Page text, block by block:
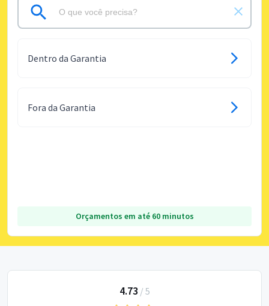
Dentro da Garantia
Fora da Garantia
Orçamentos em até 60 minutos
4.73 / 5